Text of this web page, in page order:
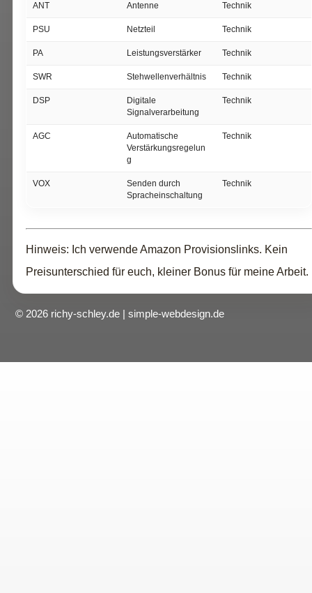
ANT Antenne Technik
PSU Netzteil Technik
PA Leistungsverstärker Technik
SWR Stehwellenverhältnis Technik
DSP
Digitale
Signalverarbeitung
Technik
AGC
Automatische
Verstärkungsregelun
g
Technik
VOX
Senden durch
Spracheinschaltung
Technik
Hinweis: Ich verwende Amazon Provisionslinks. Kein
Preisunterschied für euch, kleiner Bonus für meine Arbeit.
© 2026 richy-schley.de | simple-webdesign.de